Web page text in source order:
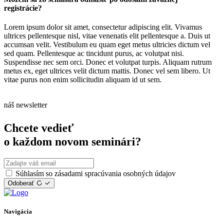
registrácie?
Lorem ipsum dolor sit amet, consectetur adipiscing elit. Vivamus
ultrices pellentesque nisl, vitae venenatis elit pellentesque a. Duis ut
accumsan velit. Vestibulum eu quam eget metus ultricies dictum vel
sed quam. Pellentesque ac tincidunt purus, ac volutpat nisi.
Suspendisse nec sem orci. Donec et volutpat turpis. Aliquam rutrum
metus ex, eget ultrices velit dictum mattis. Donec vel sem libero. Ut
vitae purus non enim sollicitudin aliquam id ut sem.
náš newsletter
Chcete vedieť
o každom novom seminári?
Súhlasím so zásadami spracúvania osobných údajov
Odoberať
Navigácia